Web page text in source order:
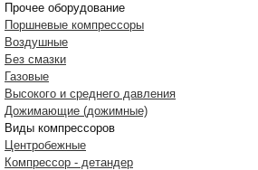
Прочее оборудование
Поршневые компрессоры
Воздушные
Без смазки
Газовые
Высокого и среднего давления
Дожимающие (дожимные)
Виды компрессоров
Центробежные
Компрессор - детандер